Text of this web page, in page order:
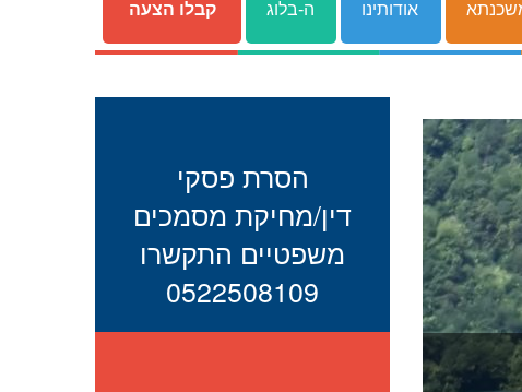
אודותינו ה-בלוג קבלו הצעה
הסרת פסקי
דין/מחיקת מסמכים
משפטיים התקשרו
0522508109